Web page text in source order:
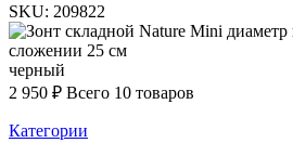
SKU: 209822
черный
2 950 ₽ Всего 10 товаров
Категории